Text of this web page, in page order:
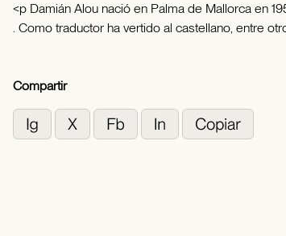
<p Damián Alou nació en Palma de Mallorca en
. Como traductor ha vertido al castellano, entre
Compartir